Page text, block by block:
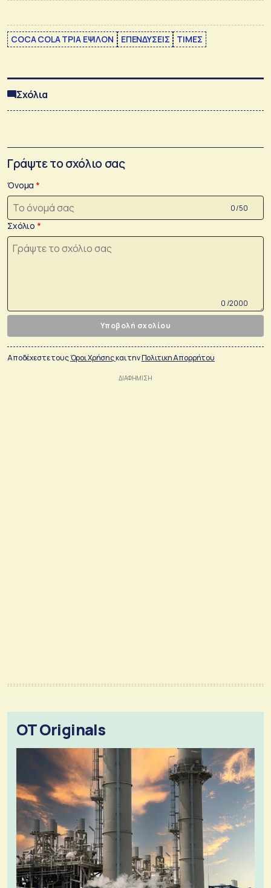
COCA COLA ΤΡΙΑ ΕΨΙΛΟΝ ΕΠΕΝΔΥΣΕΙΣ ΤΙΜΕΣ
Σχόλια
Γράψτε το σχόλιο σας
Όνομα
0 /50
Σχόλιο
0 /2000
Υποβολή σχολίου
Αποδέχεστε τουςΌροι Χρήσηςκαι τηνΠολιτικη Απορρήτου
OT Originals